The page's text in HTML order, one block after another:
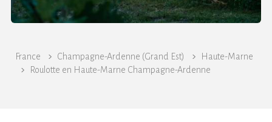
France Champagne-Ardenne (Grand Est)
Haute-Marne
Roulotte en Haute-Marne Champagne-Ardenne